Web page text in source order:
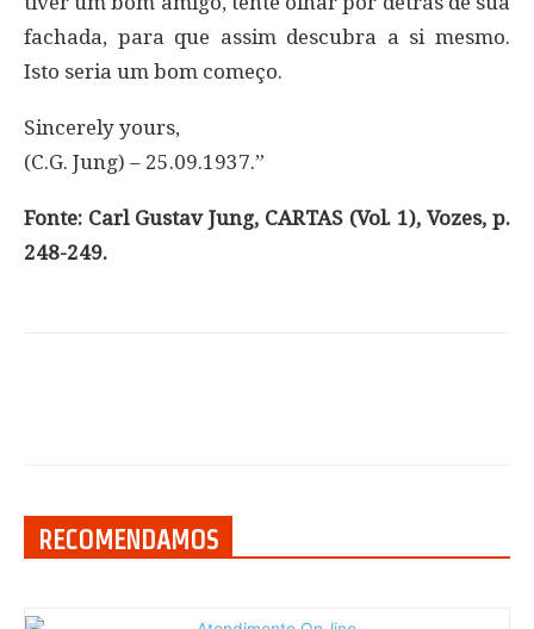
fachada, para que assim descubra a si mesmo.
Isto seria um bom começo.
Sincerely yours,
(C.G. Jung) – 25.09.1937.”
Fonte: Carl Gustav Jung, CARTAS (Vol. 1), Vozes, p.
248-249.
RECOMENDAMOS